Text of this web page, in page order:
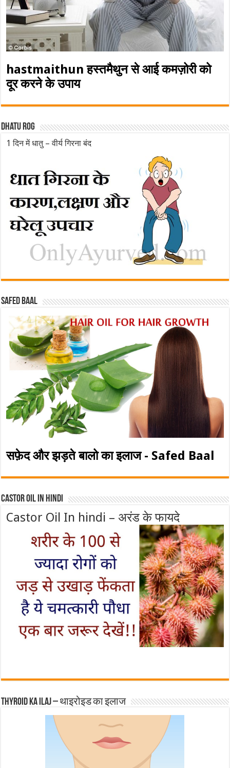
hastmaithun हस्तमैथुन से आई कमज़ोरी को
दूर करने के उपाय
Dhatu rog
1 दिन में धातु – वीर्य गिरना बंद
Safed baal
सफ़ेद और झड़ते बालो का इलाज - Safed Baal
Castor Oil In Hindi
Castor Oil In hindi – अरंड के फायदे
Thyroid ka ilaj – थाइरोइड का इलाज